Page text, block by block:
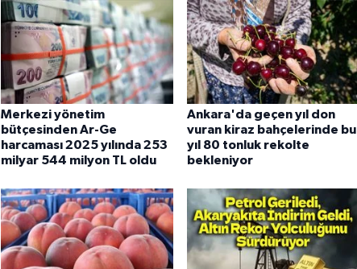
Merkezi yönetim
bütçesinden Ar-Ge
harcaması 2025 yılında 253
milyar 544 milyon TL oldu
Ankara'da geçen yıl don
vuran kiraz bahçelerinde bu
yıl 80 tonluk rekolte
bekleniyor